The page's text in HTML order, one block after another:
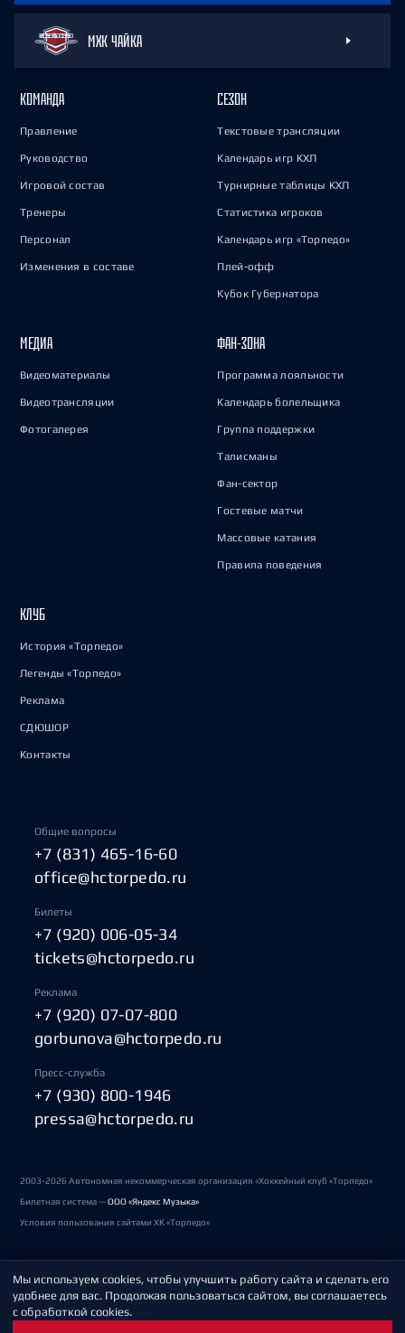
МХК ЧАЙКА
КОМАНДА
Правление
Руководство
Игровой состав
Тренеры
Персонал
Изменения в составе
СЕЗОН
Текстовые трансляции
Календарь игр КХЛ
Турнирные таблицы КХЛ
Статистика игроков
Календарь игр «Торпедо»
Плей-офф
Кубок Губернатора
МЕДИА
Видеоматериалы
Видеотрансляции
Фотогалерея
ФАН-ЗОНА
Программа лояльности
Календарь болельщика
Группа поддержки
Талисманы
Фан-сектор
Гостевые матчи
Массовые катания
Правила поведения
КЛУБ
История «Торпедо»
Легенды «Торпедо»
Реклама
СДЮШОР
Контакты
Общие вопросы
+7 (831) 465-16-60
office@hctorpedo.ru
Билеты
+7 (920) 006-05-34
tickets@hctorpedo.ru
Реклама
+7 (920) 07-07-800
gorbunova@hctorpedo.ru
Пресс-служба
+7 (930) 800-1946
pressa@hctorpedo.ru
2003-2026 Автономная некоммерческая организация «Хоккейный клуб «Торпедо»
Билетная система —ООО «Яндекс Музыка»
Условия пользования сайтами ХК «Торпедо»
Политика обработки персональных данных
Пользовательское соглашение
Мы используем cookies, чтобы улучшить работу сайта и сделать его
удобнее для вас. Продолжая пользоваться сайтом, вы соглашаетесь
с обработкой cookies.